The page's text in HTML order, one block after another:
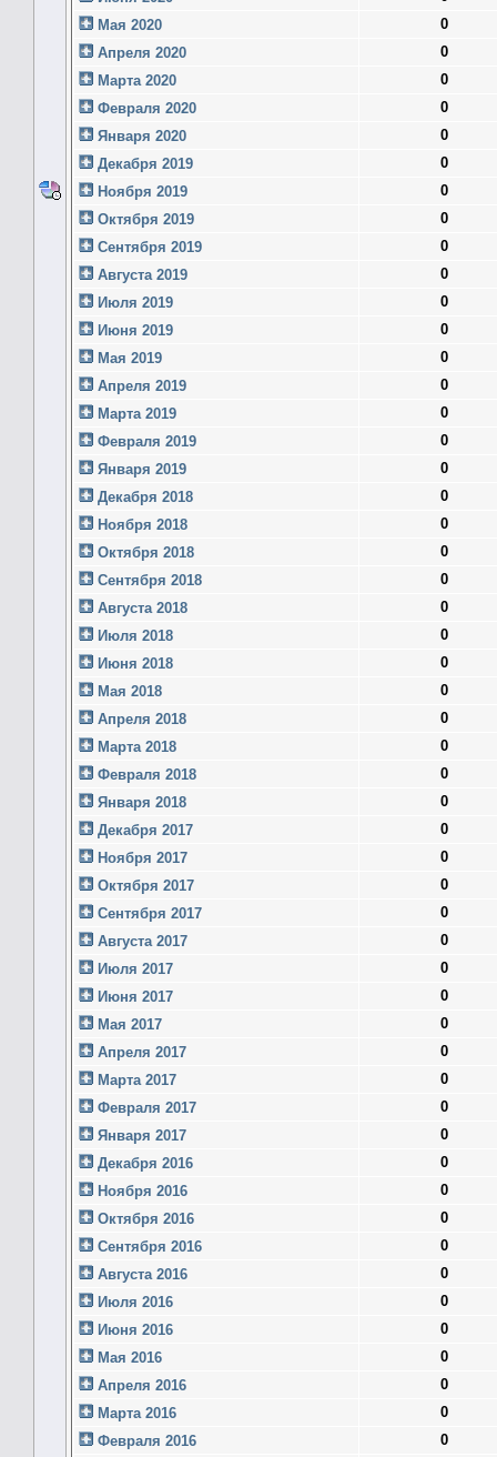
Мая 2020
0
Апреля 2020
0
Марта 2020
0
Февраля 2020
0
Января 2020
0
Декабря 2019
0
Ноября 2019
0
Октября 2019
0
Сентября 2019
0
Августа 2019
0
Июля 2019
0
Июня 2019
0
Мая 2019
0
Апреля 2019
0
Марта 2019
0
Февраля 2019
0
Января 2019
0
Декабря 2018
0
Ноября 2018
0
Октября 2018
0
Сентября 2018
0
Августа 2018
0
Июля 2018
0
Июня 2018
0
Мая 2018
0
Апреля 2018
0
Марта 2018
0
Февраля 2018
0
Января 2018
0
Декабря 2017
0
Ноября 2017
0
Октября 2017
0
Сентября 2017
0
Августа 2017
0
Июля 2017
0
Июня 2017
0
Мая 2017
0
Апреля 2017
0
Марта 2017
0
Февраля 2017
0
Января 2017
0
Декабря 2016
0
Ноября 2016
0
Октября 2016
0
Сентября 2016
0
Августа 2016
0
Июля 2016
0
Июня 2016
0
Мая 2016
0
Апреля 2016
0
Марта 2016
0
Февраля 2016
0